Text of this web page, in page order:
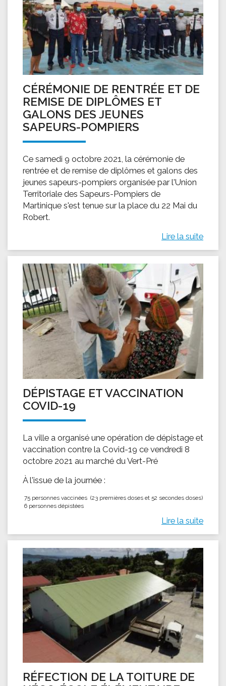
CÉRÉMONIE DE RENTRÉE ET DE
REMISE DE DIPLÔMES ET
GALONS DES JEUNES
SAPEURS-POMPIERS
Ce samedi 9 octobre 2021, la cérémonie de
rentrée et de remise de diplômes et galons des
jeunes sapeurs-pompiers organisée par l'Union
Territoriale des Sapeurs-Pompiers de
Martinique s'est tenue sur la place du 22 Mai du
Robert.
Lire la suite
DÉPISTAGE ET VACCINATION
COVID-19
La ville a organisé une opération de dépistage et
vaccination contre la Covid-19 ce vendredi 8
octobre 2021 au marché du Vert-Pré
À l'issue de la journée :
75 personnes vaccinées (23 premières doses et 52 secondes doses)
6 personnes dépistées
Lire la suite
RÉFECTION DE LA TOITURE DE